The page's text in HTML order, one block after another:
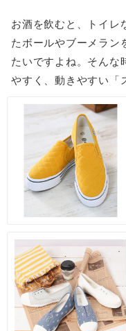
お酒を飲むと、トイレ
たボールやブーメラン
たいですよね。そんな
やすく、動きやすい「